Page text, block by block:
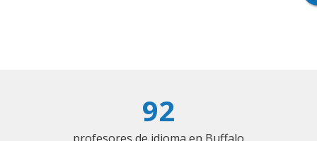
92
profesores de idioma en Buffalo